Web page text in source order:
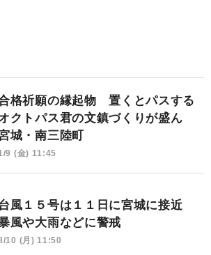
格祈願の縁起物 置くとパスする
クトパス君の文鎮づくりが盛ん
城・南三陸町
9 (金) 11:45
風１５号は１１日に宮城に接近
風や大雨などに警戒
10 (月) 11:50